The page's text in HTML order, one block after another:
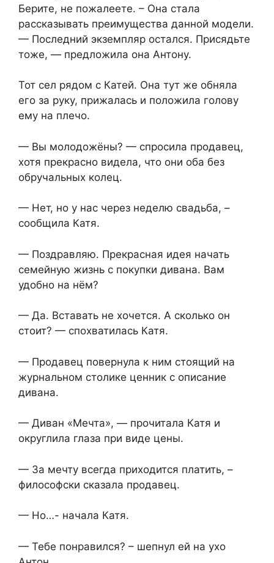
Берите, не пожалеете. – Она стала
рассказывать преимущества данной модели.
— Последний экземпляр остался. Присядьте
тоже, — предложила она Антону.
Тот сел рядом с Катей. Она тут же обняла
его за руку, прижалась и положила голову
ему на плечо.
— Вы молодожёны? — спросила продавец,
хотя прекрасно видела, что они оба без
обручальных колец.
— Нет, но у нас через неделю свадьба, –
сообщила Катя.
— Поздравляю. Прекрасная идея начать
семейную жизнь с покупки дивана. Вам
удобно на нём?
— Да. Вставать не хочется. А сколько он
стоит? — спохватилась Катя.
— Продавец повернула к ним стоящий на
журнальном столике ценник с описание
дивана.
— Диван «Мечта», — прочитала Катя и
округлила глаза при виде цены.
— За мечту всегда приходится платить, –
философски сказала продавец.
— Но…- начала Катя.
— Тебе понравился? – шепнул ей на ухо